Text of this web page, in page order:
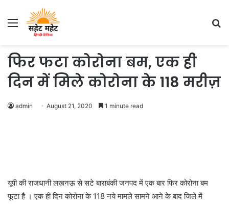
Menu
फिर फटा कोरोना बम, एक ही
दिन में मिले कोरोना के 118 मरीज़
admin August 21, 2020 1 minute read
यूपी की राजधानी लखनऊ से सटे बाराबंकी जनपद में एक बार फिर कोरोना बम
फूटा है । एक ही दिन कोरोना के 118 नये मामले सामने आने के बाद जिले में